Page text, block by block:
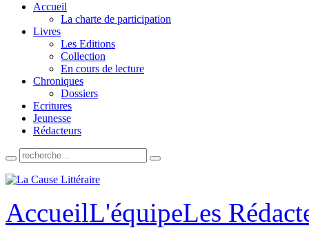
Accueil
La charte de participation
Livres
Les Editions
Collection
En cours de lecture
Chroniques
Dossiers
Ecritures
Jeunesse
Rédacteurs
AccueilL'équipeLes